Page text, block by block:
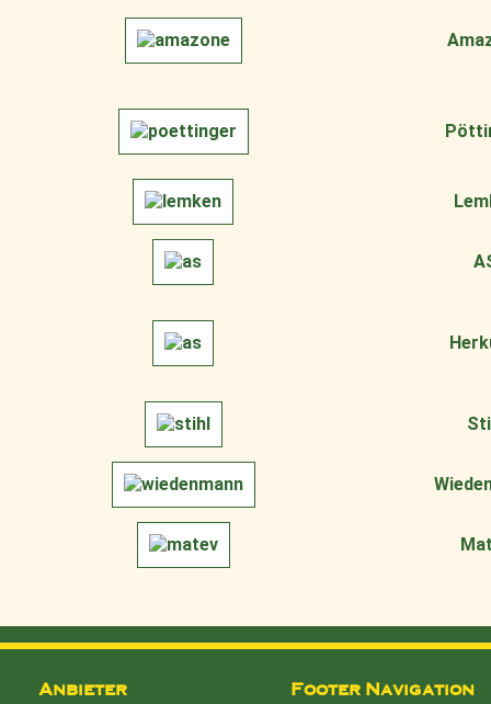
Anbieter Footer Navigation